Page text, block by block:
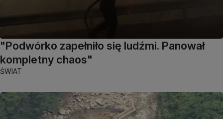
"Podwórko zapełniło się ludźmi. Panował
kompletny chaos"
ŚWIAT